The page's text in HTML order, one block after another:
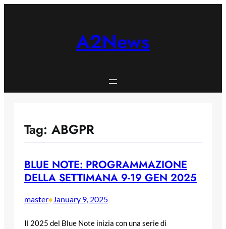
A2News
Tag: ABGPR
BLUE NOTE: PROGRAMMAZIONE
DELLA SETTIMANA 9-19 GEN 2025
master•January 9, 2025
Il 2025 del Blue Note inizia con una serie di